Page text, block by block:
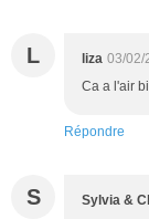
L liza 03/02/
Ca a l'air
Répondre
S Sylvia &